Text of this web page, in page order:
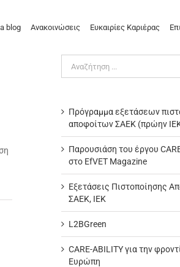
blog Ανακοινώσεις Ευκαιρίες Καριέρας
για:
Πρόγραμμα εξετάσεων
αποφοίτων ΣΑΕΚ (πρώην
Παρουσιάση του έργου
στο EfVET Magazine
Εξετάσεις Πιστοποίησης
ΣΑΕΚ, ΙΕΚ
L2BGreen
CARE-ABILITY για την
Ευρώπη